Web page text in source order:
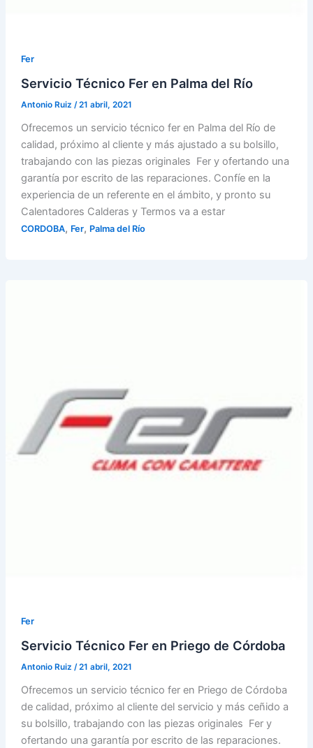
Fer
Servicio Técnico Fer en Palma del Río
Antonio Ruiz /21 abril, 2021
Ofrecemos un servicio técnico fer en Palma del Río de
calidad, próximo al cliente y más ajustado a su bolsillo,
trabajando con las piezas originales Fer y ofertando una
garantía por escrito de las reparaciones. Confíe en la
experiencia de un referente en el ámbito, y pronto su
Calentadores Calderas y Termos va a estar
CORDOBA, Fer, Palma del Río
Fer
Servicio Técnico Fer en Priego de Córdoba
Antonio Ruiz /21 abril, 2021
Ofrecemos un servicio técnico fer en Priego de Córdoba
de calidad, próximo al cliente del servicio y más ceñido a
su bolsillo, trabajando con las piezas originales Fer y
ofertando una garantía por escrito de las reparaciones.